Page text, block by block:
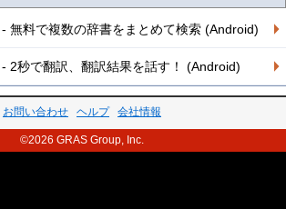
無料で複数の辞書をまとめて検索 (Android)
2秒で翻訳、翻訳結果を話す！ (Android)
お問い合わせ ヘルプ 会社情報
©2026 GRAS Group, Inc.